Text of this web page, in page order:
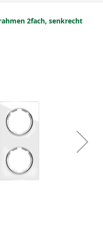
2fach, senkrecht